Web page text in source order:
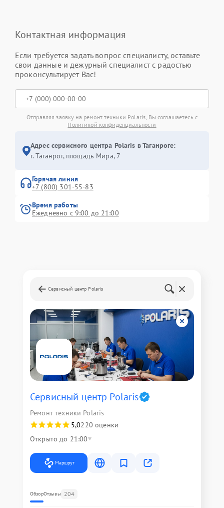
Контактная информация
Если требуется задать вопрос специалисту, оставьте
свои данные и дежурный специалист с радостью
проконсультирует Вас!
Отправляя заявку на ремонт техники Polaris, Вы соглашаетесь с
Политикой конфиденциальности
Адрес сервисного центра Polaris в Таганроге:
г. Таганрог, площадь Мира, 7
Горячая линия
+7 (800) 301-55-83
Время работы
Ежедневно с 9:00 до 21:00
Сервисный центр Polaris
Сервисный центр Polaris
Ремонт техники Polaris
5,0220 оценки
Открыто до 21:00
Маршрут
ОбзорОтзывы 204